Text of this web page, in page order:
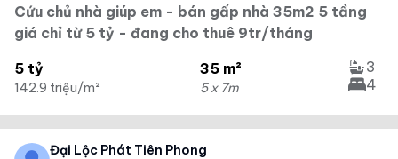
Cứu chủ nhà giúp em - bán gấp nhà 35m2 5 tầng
giá chỉ từ 5 tỷ - đang cho thuê 9tr/tháng
5 tỷ
142.9 triệu/m²
35 m²
5 x 7m
3
4
Đại Lộc Phát Tiên Phong